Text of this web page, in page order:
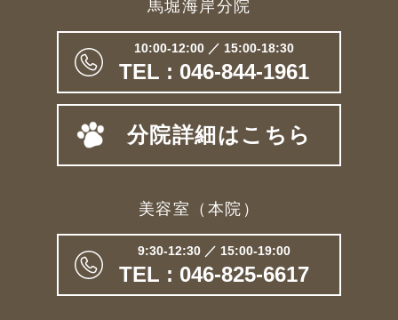
馬堀海岸分院
10:00-12:00 ／ 15:00-18:30
TEL : 046-844-1961
分院詳細はこちら
美容室（本院）
9:30-12:30 ／ 15:00-19:00
TEL : 046-825-6617